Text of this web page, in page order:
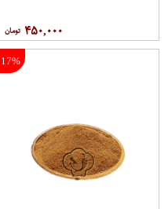
۴۵۰,۰۰۰
17%